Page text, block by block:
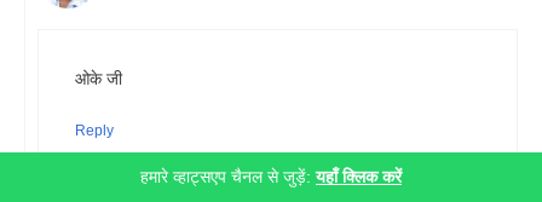
ओके जी
Reply
हमारे व्हाट्सएप चैनल से जुड़ें:यहाँ क्लिक करें